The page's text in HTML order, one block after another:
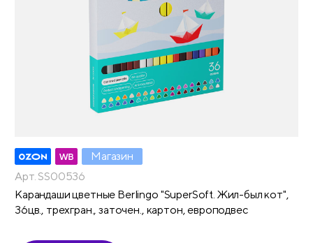
Магазин
Арт. SS00536
Карандаши цветные Berlingo "SuperSoft. Жил-был кот",
36цв., трехгран., заточен., картон, европодвес